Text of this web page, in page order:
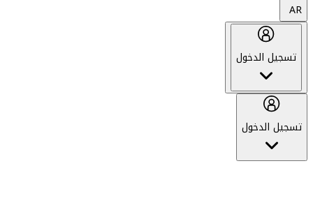
AR
تسجيل الدخول
تسجيل الدخول